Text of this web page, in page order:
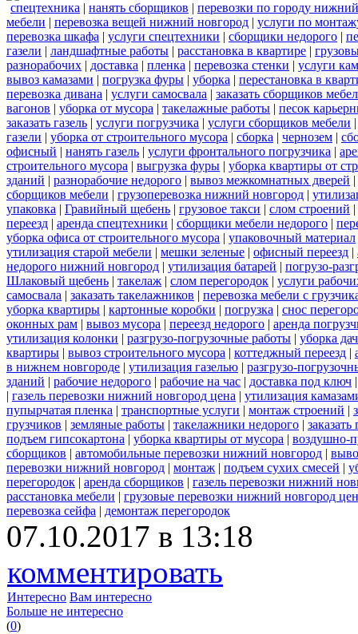
спецтехника | нанять сборщиков | перевозки по городу
мебели | перевозка вещей нижний новгород | услуги по
перевозка шкафа | услуги спецтехники | сборщики недорого |
газели | ландшафтные работы | расстановка в квартире |
разнорабочих | доставка | пленка | перевозка стенки | услуги
вывоз камазами | погрузка фуры | уборка | перестановка в
перевозка дивана | услуги самосвала | заказать сборщиков
вагонов | уборка от мусора | такелажные работы | песок
заказать газель | услуги погрузчика | услуги сборщиков мебели
газели | уборка от строительного мусора | сборка | чернозем |
офисный | нанять газель | услуги фронтального погрузчика |
строительного мусора | выгрузка фуры | уборка квартиры от
зданий | разнорабочие недорого | вывоз межкомнатных дверей |
сборщиков мебели | грузоперевозка нижний новгород |
упаковка | Гравийный щебень | грузовое такси | слом строений |
переезд | аренда спецтехники | сборщики мебели недорого |
уборка офиса от строительного мусора | упаковочный материал
утилизация старой мебели | мешки зеленые | офисный переезд |
недорого нижний новгород | утилизация батарей | погрузо-
Шлаковый щебень | такелаж | слом перегородок | услуги
самосвала | заказать такелажников | перевозка мебели с
уборка квартиры | картонные коробки | погрузка | снос
оконных рам | вывоз мусора | переезд недорого | аренда
утилизация колонки | разгрузо-погрузочные работы | уборка
квартиры | вывоз строительного мусора | коттеджный переезд |
в нижнем новгороде | утилизация газелью | разгрузо-
зданий | рабочие недорого | рабочие на час | доставка под ключ
| газель перевозки нижний новгород цена | утилизация
пупырчатая пленка | транспортные услуги | монтаж строений |
грузчиков | земляные работы | такелажники недорого |
подъем гипсокартона | уборка квартиры от мусора | воздушно-
сборщиков | автомобильные перевозки нижний новгород |
перевозки нижний новгород | монтаж | подъем сухих смесей |
перегородок | аренда сборщиков | газель перевозки нижний
расстановка мебели | грузовые перевозки нижний новгород
перевозка сейфа | демонтаж перегородок
07.10.2017 в 13:18
комментировать
Интересно Вам интересно
Больше не интересно
(0)